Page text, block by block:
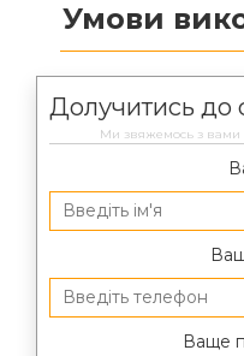
Умови
Долучитись до
Ми звяжемось з вами
Ваще